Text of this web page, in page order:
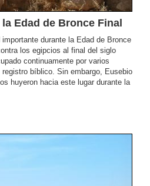
Edad de Bronce Final
durante la Edad de Bronce
los egipcios al final del siglo
continuamente por varios
bíblico. Sin embargo, Eusebio
huyeron hacia este lugar durante la